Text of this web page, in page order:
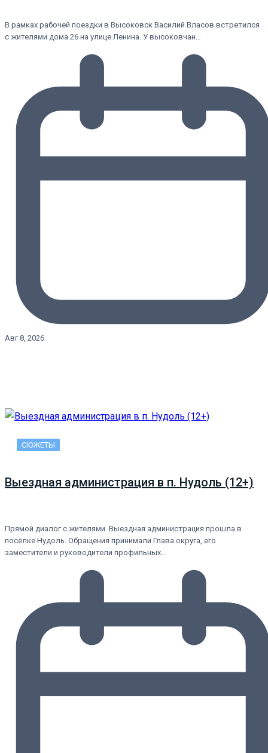
В рамках рабочей поездки в Высоковск Василий Власов встретился
с жителями дома 26 на улице Ленина. У высоковчан…
Авг 8, 2026
СЮЖЕТЫ
Выездная администрация в п. Нудоль (12+)
Прямой диалог с жителями. Выездная администрация прошла в
посёлке Нудоль. Обращения принимали Глава округа, его
заместители и руководители профильных…